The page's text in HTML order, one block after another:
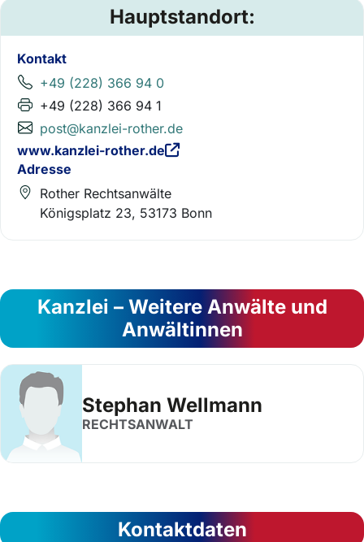
Hauptstandort:
Kontakt
+49 (228) 366 94 0
+49 (228) 366 94 1
post@kanzlei-rother.de
www.kanzlei-rother.de
Adresse
Rother Rechtsanwälte
Königsplatz 23, 53173 Bonn
Kanzlei – Weitere Anwälte und
Anwältinnen
Stephan Wellmann
RECHTSANWALT
Kontaktdaten